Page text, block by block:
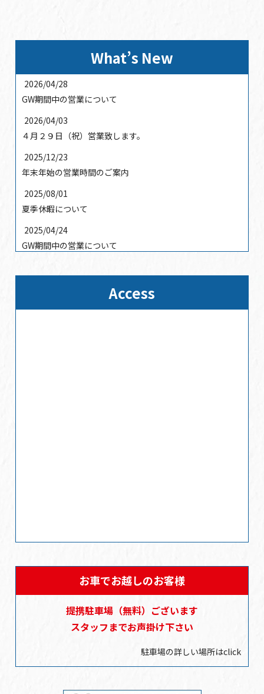
What’s New
2026/04/28
GW期間中の営業について
2026/04/03
４月２９日（祝）営業致します。
2025/12/23
年末年始の営業時間のご案内
2025/08/01
夏季休暇について
2025/04/24
GW期間中の営業について
Access
お車でお越しのお客様
提携駐車場 （無料） ございます
スタッフまでお声掛け下さい
駐車場の詳しい場所はclick